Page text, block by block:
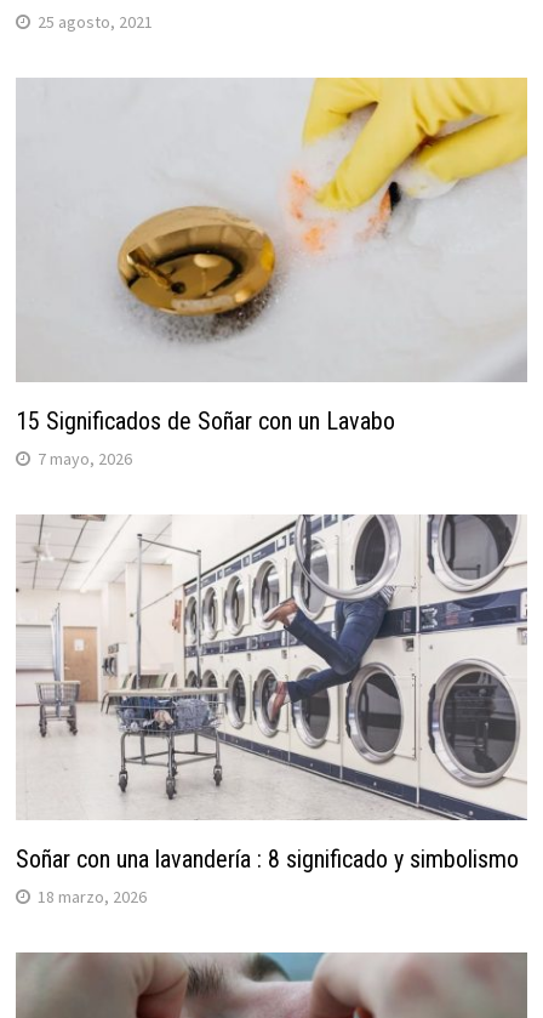
25 agosto, 2021
15 Significados de Soñar con un Lavabo
7 mayo, 2026
Soñar con una lavandería : 8 significado y simbolismo
18 marzo, 2026